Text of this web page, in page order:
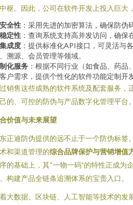
枢。因此，公司在软件开发上投入巨大
全性 ：采用先进的加密算法，确保防伪
定性 ：查询系统支持高并发访问，确
成度 ：提供标准化API接口，可灵活与
溯源、会员管理等领域。
化服务 ：根据不同行业（如食品、药
户需求，提供个性化的软件功能定制开
销售这些成熟的软件系统及配套服务，
的、可控的防伪与产品数字化管理平台。
价值与未来展望
正迪防伪提供的远不止于一个防伪标签
和渠道管理的综合品牌保护与营销增值
的基础上，其“一物一码”的特性正成为
构建产品全链条追溯体系的宝贵入口。
大数据、区块链、人工智能等技术的发